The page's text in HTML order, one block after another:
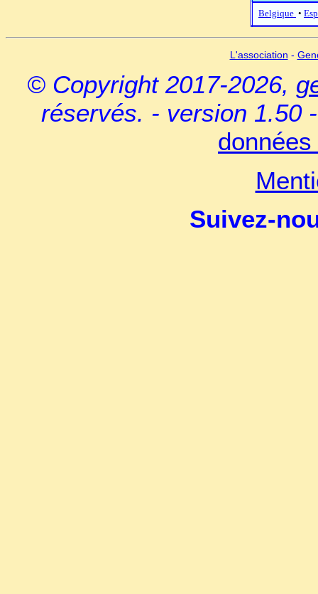
Belgique •
L'association -
© Copyright 2017-2026,
réservés. - version 1.50
Suivez-